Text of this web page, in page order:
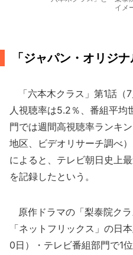
イメ
「ジャパン・オリジ
「六本木クラス」第1話（
人視聴率は5.2％、番組平均
門では週間高視聴率ランキ
地区、ビデオリサーチ調べ
によると、テレビ朝日史上
を記録したという。
原作ドラマの「梨泰院クラ
「ネットフリックス」の日
0日）・テレビ番組部門で1